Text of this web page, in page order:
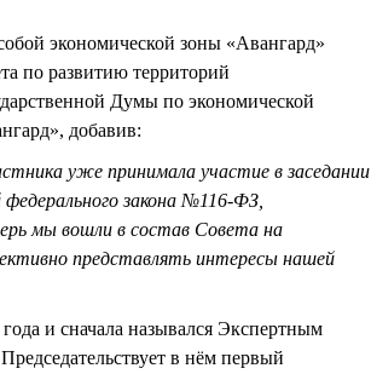
экономической зоны «Авангард»
по развитию территорий
Думы по экономической
добавив:
уже принимала участие в заседании
закона №116-ФЗ,
мы вошли в состав Совета на
представлять интересы нашей
и сначала назывался Экспертным
в нём первый